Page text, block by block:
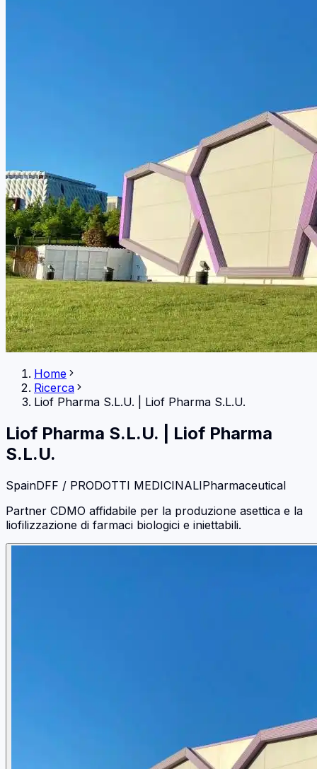
Home
Ricerca
Liof Pharma S.L.U.
Liof Pharma S.L.U.
Liof Pharma S.L.U.
Liof Pharma
S.L.U.
SpainDFF / PRODOTTI MEDICINALIPharmaceutical
Partner CDMO affidabile per la produzione asettica e la
liofilizzazione di farmaci biologici e iniettabili.